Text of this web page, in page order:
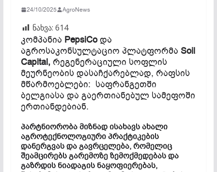
24/10/2025 AgroNews
ნახვა: 614
კომპანია PepsiCoდა
აგროსაკონსულტაციო პლატფორმა Soil
Capital,რეგენერაციული სოფლის
მეურნეობის დასაჩქარებლად, რაფსის
მწარმოებლები: საფრანგეთში
ბელგიასა და გაერთიანებულ სამეფოში
ერთიანდებიან.
პარტნიორობა მიზნად ისახავს ახალი
აგროტექნოლოგიური პრაქტიკების
დანერგვას და გავრცელება, რომელიც
შეამცირებს გარემოზე ზემოქმედებას და
გაზრდის ნიადაგის ნაყოფიერებას,